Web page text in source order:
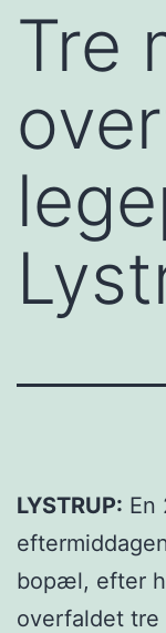
Tre
LYSTRUP: En
bopæl, efter
overfaldet